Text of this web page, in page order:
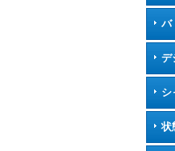
バ
デ
シ
状